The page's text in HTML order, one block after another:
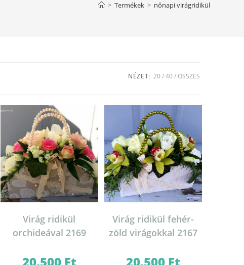
> Termékek > nőnapi virágridikül
NÉZET: 20 40 ÖSSZES
Virág ridikül
orchideával 2169
Virág ridikül fehér-
zöld virágokkal 2167